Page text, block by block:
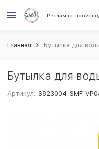
Рекламно-
Главная Бутылка для
Бутылка для
Артикул: S823004-SMF-